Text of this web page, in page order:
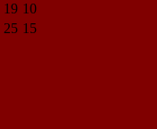
19 10
25 15